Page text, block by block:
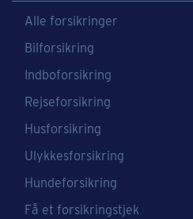
Alle forsikringer
Bilforsikring
Indboforsikring
Rejseforsikring
Husforsikring
Ulykkesforsikring
Hundeforsikring
Få et forsikringstjek